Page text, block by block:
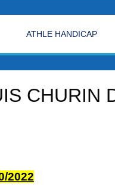
ATHLE HANDICAP
CHURIN
2022